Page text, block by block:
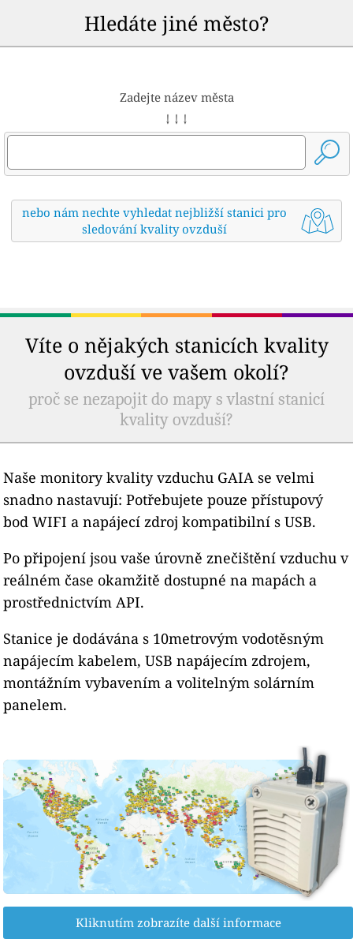
Hledáte jiné město?
Zadejte název města
↓ ↓ ↓
nebo nám nechte vyhledat nejbližší stanici pro
sledování kvality ovzduší
Víte o nějakých stanicích kvality
ovzduší ve vašem okolí?
proč se nezapojit do mapy s vlastní stanicí
kvality ovzduší?
Naše monitory kvality vzduchu GAIA se velmi
snadno nastavují: Potřebujete pouze přístupový
bod WIFI a napájecí zdroj kompatibilní s USB.
Po připojení jsou vaše úrovně znečištění vzduchu v
reálném čase okamžitě dostupné na mapách a
prostřednictvím API.
Stanice je dodávána s 10metrovým vodotěsným
napájecím kabelem, USB napájecím zdrojem,
montážním vybavením a volitelným solárním
panelem.
Kliknutím zobrazíte další informace